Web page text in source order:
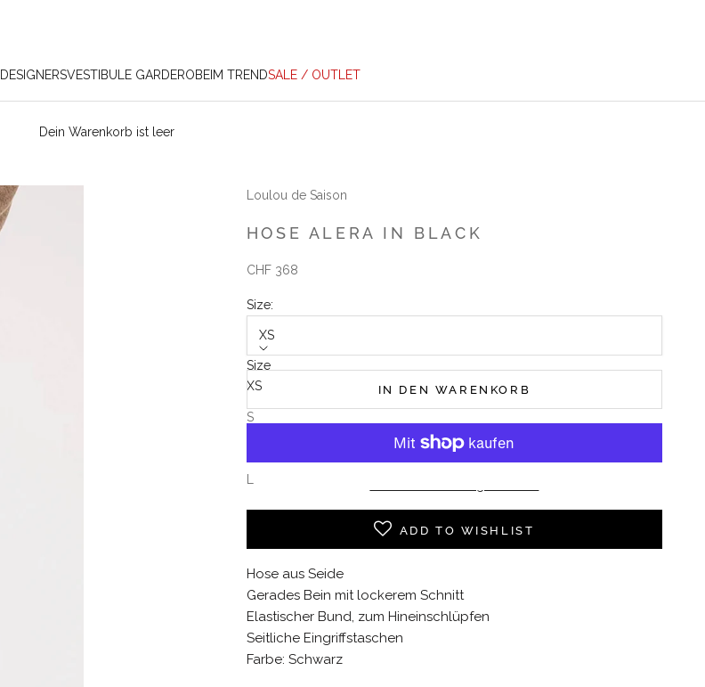
DESIGNERSVESTIBULE GARDEROBEIM TRENDSALE / OUTLET
Dein Warenkorb ist leer
Loulou de Saison
HOSE ALERA IN BLACK
Angebot
CHF 368
Size:
XS
Size
XS
S
L
IN DEN WARENKORB
ADD TO WISHLIST
Hose aus Seide
Gerades Bein mit lockerem Schnitt
Elastischer Bund, zum Hineinschlüpfen
Seitliche Eingriffstaschen
Farbe: Schwarz